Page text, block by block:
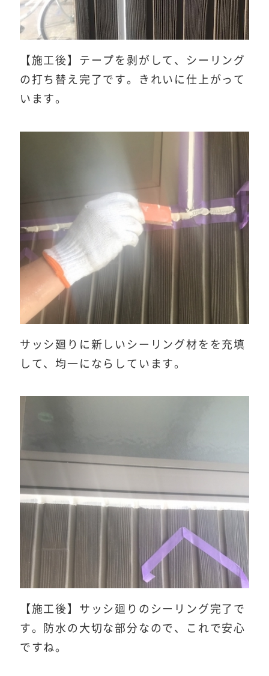
【施工後】テープを剥がして、シーリング
の打ち替え完了です。きれいに仕上がって
います。
サッシ廻りに新しいシーリング材をを充填
して、均一にならしています。
【施工後】サッシ廻りのシーリング完了で
す。防水の大切な部分なので、これで安心
ですね。